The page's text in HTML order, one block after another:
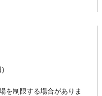
)
を制限する場合がありま